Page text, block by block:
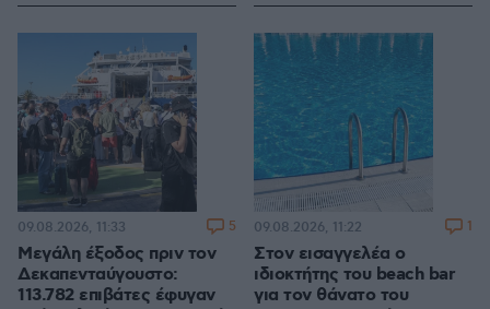
Μεγάλη έξοδος πριν τον
Δεκαπενταύγουστο:
113.782 επιβάτες έφυγαν
09.08.2026, 11:33 5
Στον εισαγγελέα ο
ιδιοκτήτης του beach bar
για τον θάνατο του
09.08.2026, 11:22 1